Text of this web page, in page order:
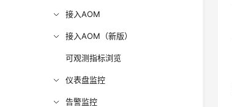
接入AOM
接入AOM（新版）
可观测指标浏览
仪表盘监控
告警监控